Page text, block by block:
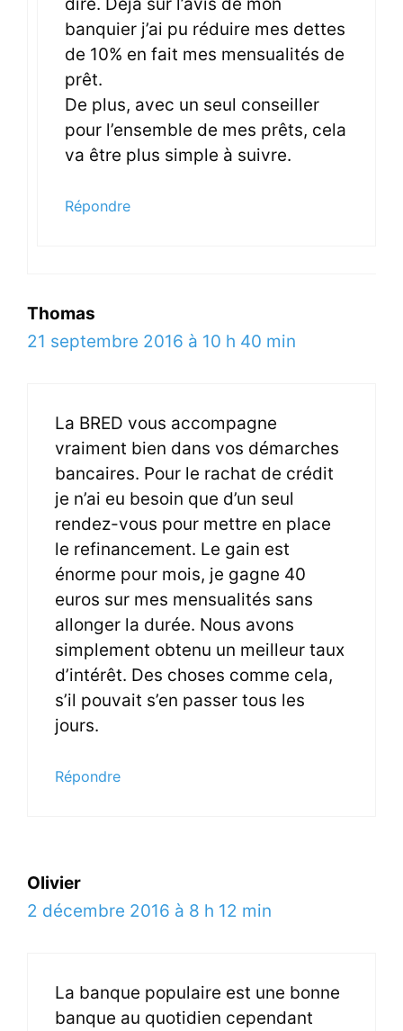
banquier j’ai pu réduire mes dettes
de 10% en fait mes mensualités de
prêt.
De plus, avec un seul conseiller
pour l’ensemble de mes prêts, cela
va être plus simple à suivre.
Répondre
Thomas
21 septembre 2016 à 10 h 40 min
La BRED vous accompagne
vraiment bien dans vos démarches
bancaires. Pour le rachat de crédit
je n’ai eu besoin que d’un seul
rendez-vous pour mettre en place
le refinancement. Le gain est
énorme pour mois, je gagne 40
euros sur mes mensualités sans
allonger la durée. Nous avons
simplement obtenu un meilleur taux
d’intérêt. Des choses comme cela,
s’il pouvait s’en passer tous les
jours.
Répondre
Olivier
2 décembre 2016 à 8 h 12 min
La banque populaire est une bonne
banque au quotidien cependant